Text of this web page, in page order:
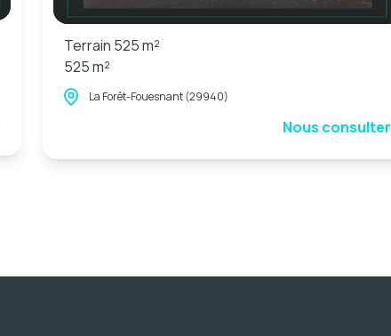
Terrain 525 m²
525 m²
La Forêt-Fouesnant (29940)
Nous consulter